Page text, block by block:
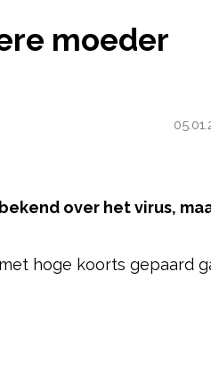
moeder
over het virus,
hoge koorts gepaard